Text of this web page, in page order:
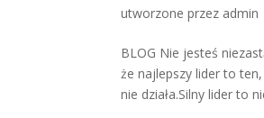
utworzone przez admin
BLOG Nie jesteś
że najlepszy lider to
nie działa.Silny lider to